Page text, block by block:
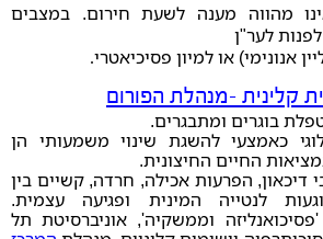
מהווה מענה לשעת חירום. במצבים
לער"ן
.
קלינית -מנהלת הפורום
בוגרים ומתבגרים.
כאמצעי להשגת שינוי משמעותי הן
החיים החיצונית.
הפרעות אכילה, חרדה, קשיים בין
לנטייה המינית ופגיעה עצמית.
וממשקיה', אוניברסיטת תל